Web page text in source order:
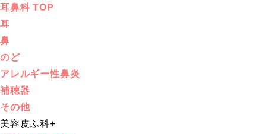
耳鼻科 TOP
耳
鼻
のど
アレルギー性鼻炎
補聴器
その他
美容皮ふ科+